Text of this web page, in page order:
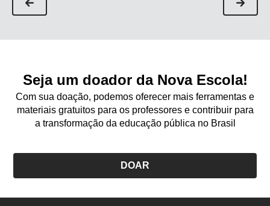
Seja um doador da Nova Escola!
Com sua doação, podemos oferecer mais ferramentas e
materiais gratuitos para os professores e contribuir para
a transformação da educação pública no Brasil
DOAR